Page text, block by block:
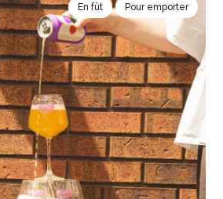
En fût Pour emporter